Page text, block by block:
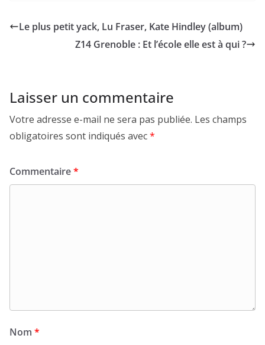
Le plus petit yack, Lu Fraser, Kate Hindley (album)
Z14 Grenoble : Et l’école elle est à qui ?
Laisser un commentaire
Votre adresse e-mail ne sera pas publiée. Les champs
obligatoires sont indiqués avec*
Commentaire*
Nom *